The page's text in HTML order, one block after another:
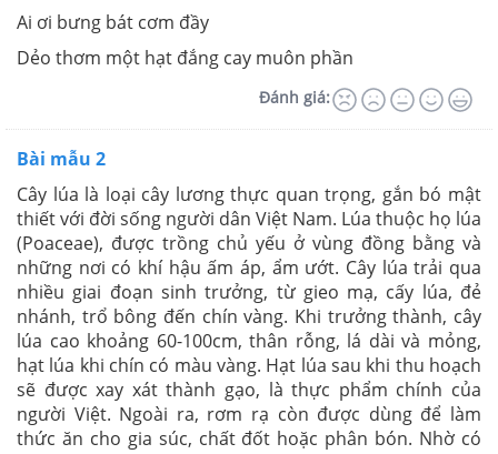
Ai ơi bưng bát cơm đầy
Dẻo thơm một hạt đắng cay muôn phần
Đánh giá:
Bài mẫu 2
Cây lúa là loại cây lương thực quan trọng, gắn bó mật
thiết với đời sống người dân Việt Nam. Lúa thuộc họ lúa
(Poaceae), được trồng chủ yếu ở vùng đồng bằng và
những nơi có khí hậu ấm áp, ẩm ướt. Cây lúa trải qua
nhiều giai đoạn sinh trưởng, từ gieo mạ, cấy lúa, đẻ
nhánh, trổ bông đến chín vàng. Khi trưởng thành, cây
lúa cao khoảng 60-100cm, thân rỗng, lá dài và mỏng,
hạt lúa khi chín có màu vàng. Hạt lúa sau khi thu hoạch
sẽ được xay xát thành gạo, là thực phẩm chính của
người Việt. Ngoài ra, rơm rạ còn được dùng để làm
thức ăn cho gia súc, chất đốt hoặc phân bón. Nhờ có